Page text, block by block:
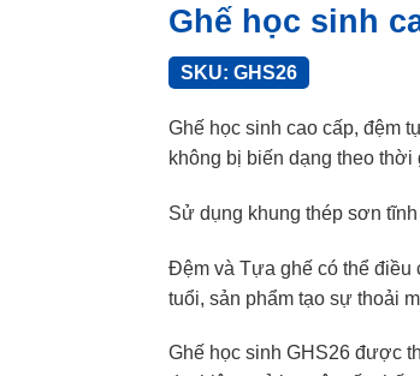
Ghế học sinh
SKU: GHS26
Ghế học sinh cao cấp, đệm
không bị biến dạng theo thời
Sử dụng khung thép sơn
Đệm và Tựa ghế có thể
tuổi, sản phẩm tạo sự thoải
Ghế học sinh GHS26 được